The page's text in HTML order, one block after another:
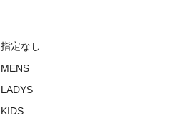
指定なし
MENS
LADYS
KIDS